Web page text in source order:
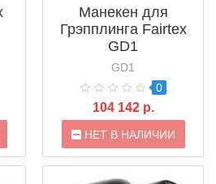
Манекен для
Грэпплинга Fairtex
GD1
GD1
0
104 142 р.
НЕТ В НАЛИЧИИ